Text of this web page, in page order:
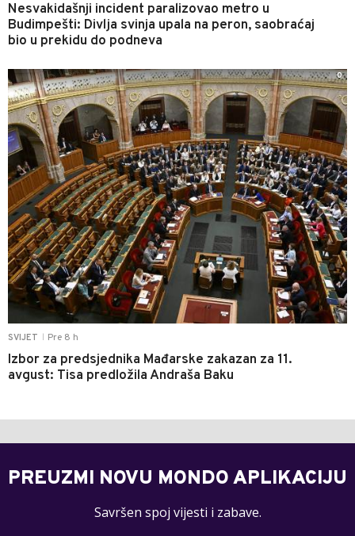
Nesvakidašnji incident paralizovao metro u
Budimpešti: Divlja svinja upala na peron, saobraćaj
bio u prekidu do podneva
SVIJET Pre 8 h
Izbor za predsjednika Mađarske zakazan za 11.
avgust: Tisa predložila Andraša Baku
0
PREUZMI NOVU MONDO APLIKACIJU
Savršen spoj vijesti i zabave.